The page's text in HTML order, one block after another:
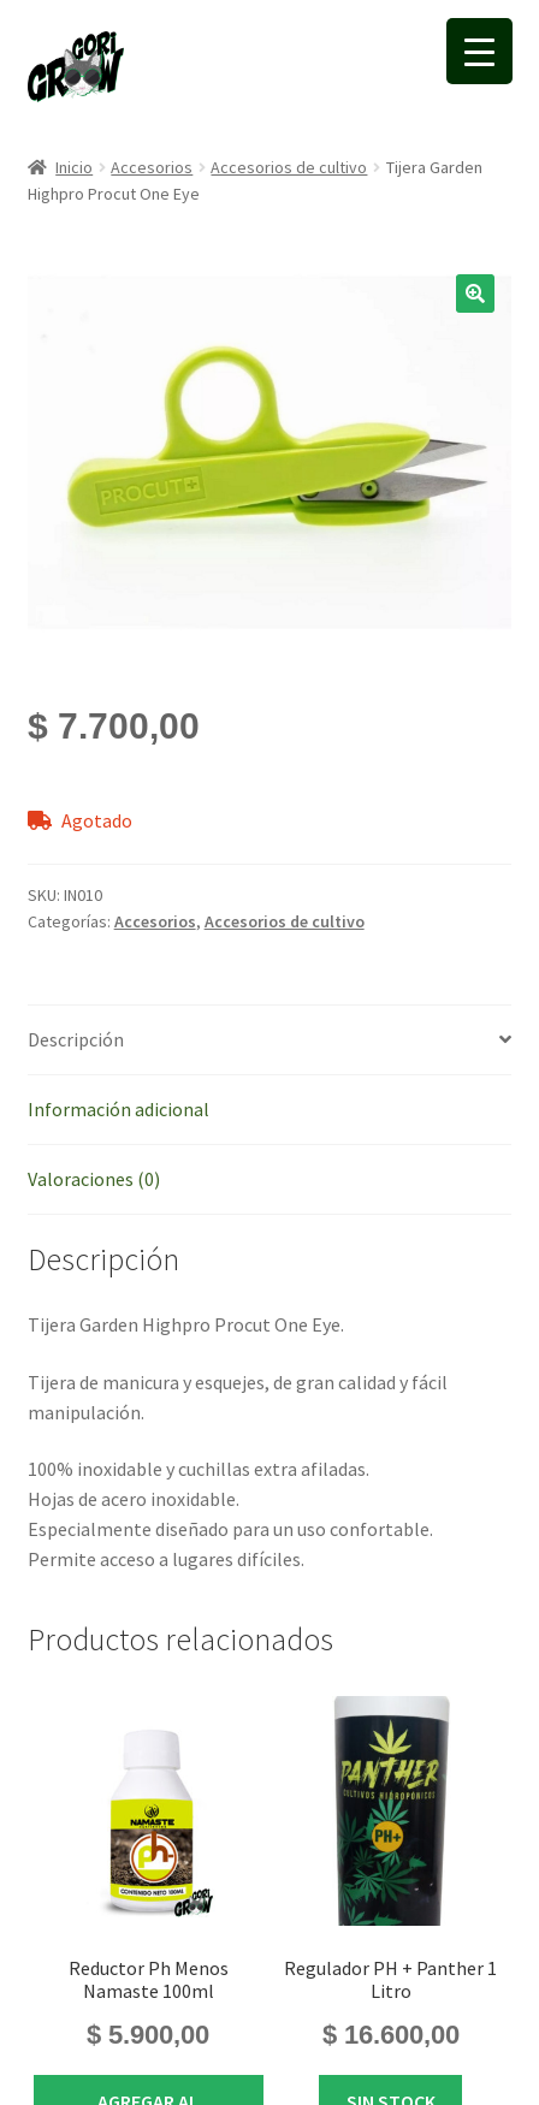
a
la
a
la
Inicio Accesorios Accesorios de cultivo
Tijera Garden
Highpro Procut One Eye
$7.700,00
Agotado
SKU: IN010
Categorías: Accesorios, Accesorios de cultivo
Descripción
Información adicional
Valoraciones (0)
Descripción
Tijera Garden Highpro Procut One Eye.
Tijera de manicura y esquejes, de gran calidad y fácil
manipulación.
100% inoxidable y cuchillas extra afiladas.
Hojas de acero inoxidable.
Especialmente diseñado para un uso confortable.
Permite acceso a lugares difíciles.
Productos relacionados
Reductor Ph Menos
Namaste 100ml
$ 5.900,00
Regulador PH + Panther 1
Litro
$16.600,00